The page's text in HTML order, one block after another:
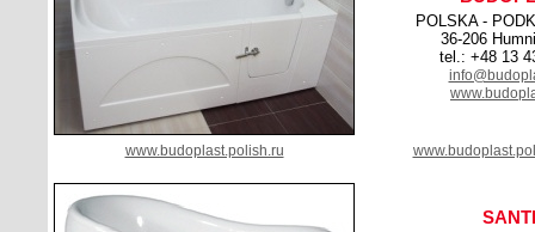
POLSKA -
36-206
tel.: +48 13
www.budoplast.polish.ru